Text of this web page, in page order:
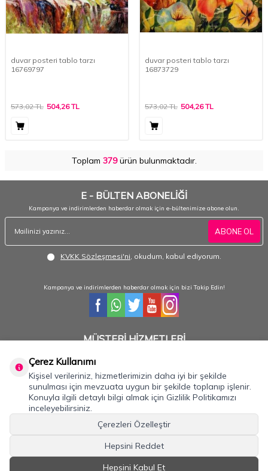
duvar posteri tablo tarzı
16769797
573,02TL 504,26TL
duvar posteri tablo tarzı
16873729
573,02TL 504,26TL
Toplam 379ürün bulunmaktadır.
E - BÜLTEN ABONELİĞİ
Kampanya ve indirimlerden haberdar olmak için e-bültenimize abone olun.
ABONE OL
KVKK Sözleşmesi'ni, okudum, kabul ediyorum.
Kampanya ve indirimlerden haberdar olmak için bizi Takip Edin!
MÜŞTERİ HİZMETLERİ
siparişleriniz için ulaşabilirsiniz.
0232 484 3844- 0533 330 8895
Önemli Bilgiler
Hızlı Erişim
İLETİŞİM
Çerez Kullanımı
Kişisel verileriniz, hizmetlerimizin daha iyi bir şekilde
sunulması için mevzuata uygun bir şekilde toplanıp işlenir.
Konuyla ilgili detaylı bilgi almak için Gizlilik Politikamızı
inceleyebilirsiniz.
Çerezleri Özelleştir
Hepsini Reddet
Hepsini Kabul Et